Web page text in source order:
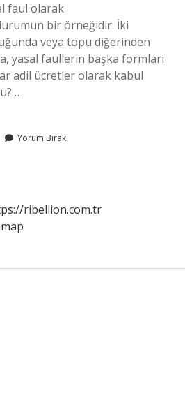
faul olarak
bir örneğidir. İki
veya topu diğerinden
yasal faullerin başka formları
adil ücretler olarak kabul
Yorum Bırak
ribellion.com.tr